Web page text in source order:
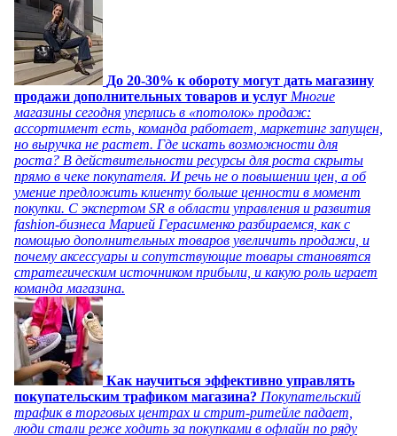
До 20-30% к обороту могут дать магазину
продажи дополнительных товаров и услуг Многие
магазины сегодня уперлись в «потолок» продаж:
ассортимент есть, команда работает, маркетинг запущен,
но выручка не растет. Где искать возможности для
роста? В действительности ресурсы для роста скрыты
прямо в чеке покупателя. И речь не о повышении цен, а об
умение предложить клиенту больше ценности в момент
покупки. С экспертом SR в области управления и развития
fashion-бизнеса Марией Герасименко разбираемся, как с
помощью дополнительных товаров увеличить продажи, и
почему аксессуары и сопутствующие товары становятся
стратегическим источником прибыли, и какую роль играет
команда магазина.
Как научиться эффективно управлять
покупательским трафиком магазина? Покупательский
трафик в торговых центрах и стрит-ритейле падает,
люди стали реже ходить за покупками в офлайн по ряду